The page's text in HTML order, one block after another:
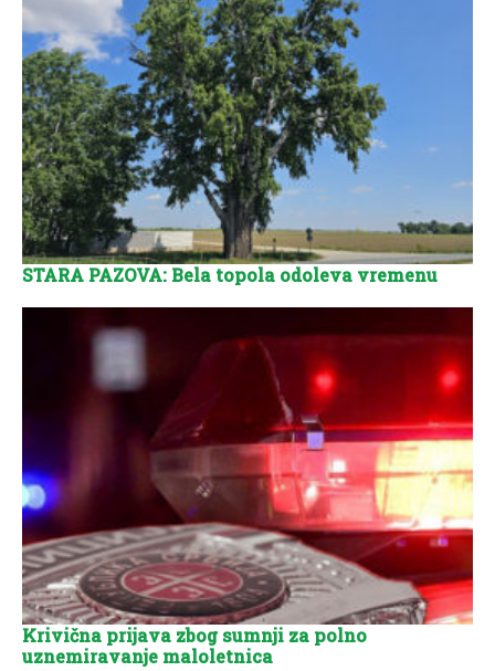
STARA PAZOVA: Bela topola odoleva vremenu
Krivična prijava zbog sumnji za polno
uznemiravanje maloletnica